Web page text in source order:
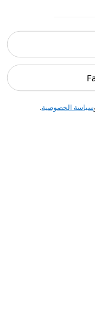
سياسة الخصوصية.